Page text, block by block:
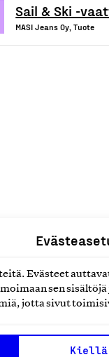
Evästeet
sen
jotta sivut
Kiellä
Sail & Ski -
MASI Jeans Oy, Tuote
tai